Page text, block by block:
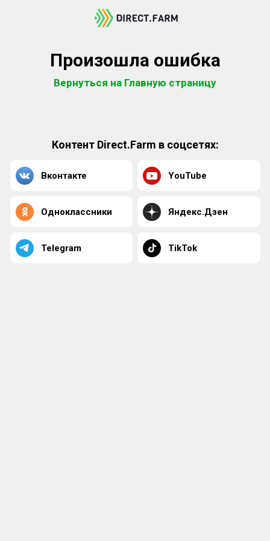
Произошла ошибка
Вернуться на Главную страницу
Контент Direct.Farm в соцсетях:
Вконтакте YouTube
Одноклассники Яндекс.Дзен
Telegram TikTok